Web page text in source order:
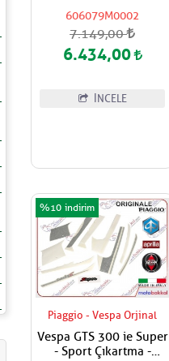
606079M0002
7.149,00
6.434,00
İNCELE
Piaggio - Vespa Orjinal
Vespa GTS 300 ie Super
- Sport Çıkartma -
%10